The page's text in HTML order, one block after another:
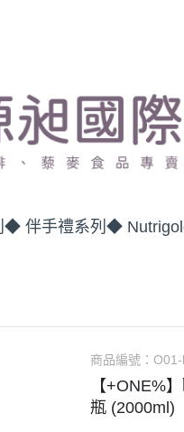
◆ 伴手禮系列 ◆
商品編號：O01-
【+ONE%
瓶 (2000ml)